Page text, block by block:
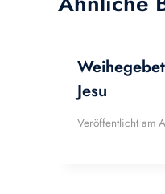
Jesu
Veröffentlicht am